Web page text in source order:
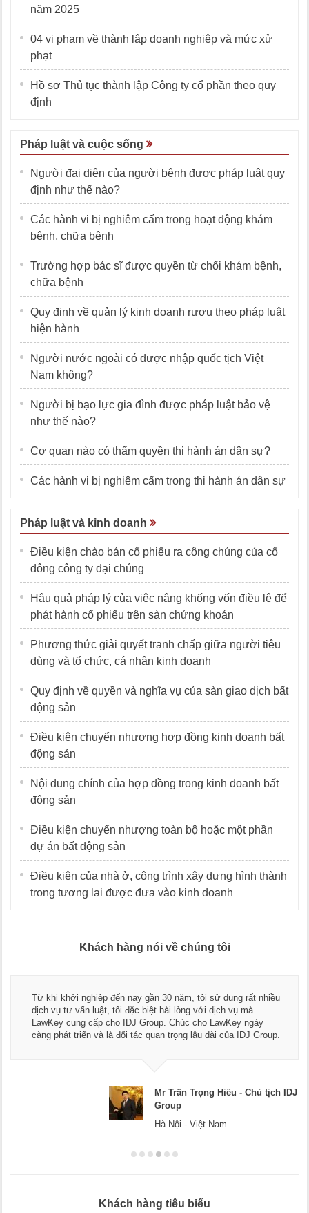
năm 2025
04 vi phạm về thành lập doanh nghiệp và mức xử
phạt
Hồ sơ Thủ tục thành lập Công ty cổ phần theo quy
định
Pháp luật và cuộc sống
Người đại diện của người bệnh được pháp luật quy
định như thế nào?
Các hành vi bị nghiêm cấm trong hoạt động khám
bệnh, chữa bệnh
Trường hợp bác sĩ được quyền từ chối khám bệnh,
chữa bệnh
Quy định về quản lý kinh doanh rượu theo pháp luật
hiện hành
Người nước ngoài có được nhập quốc tịch Việt
Nam không?
Người bị bạo lực gia đình được pháp luật bảo vệ
như thế nào?
Cơ quan nào có thẩm quyền thi hành án dân sự?
Các hành vi bị nghiêm cấm trong thi hành án dân sự
Pháp luật và kinh doanh
Điều kiện chào bán cổ phiếu ra công chúng của cổ
đông công ty đại chúng
Hậu quả pháp lý của việc nâng khống vốn điều lệ để
phát hành cổ phiếu trên sàn chứng khoán
Phương thức giải quyết tranh chấp giữa người tiêu
dùng và tổ chức, cá nhân kinh doanh
Quy định về quyền và nghĩa vụ của sàn giao dịch bất
động sản
Điều kiện chuyển nhượng hợp đồng kinh doanh bất
động sản
Nội dung chính của hợp đồng trong kinh doanh bất
động sản
Điều kiện chuyển nhượng toàn bộ hoặc một phần
dự án bất động sản
Điều kiện của nhà ở, công trình xây dựng hình thành
trong tương lai được đưa vào kinh doanh
Khách hàng nói về chúng tôi
Từ khi khởi nghiệp đến nay gần 30 năm, tôi sử dụng rất nhiều
dịch vụ tư vấn luật, tôi đặc biệt hài lòng với dịch vụ mà
LawKey cung cấp cho IDJ Group. Chúc cho LawKey ngày
càng phát triển và là đối tác quan trọng lâu dài của IDJ Group.
Mr Trần Trọng Hiếu - Chủ tịch IDJ
Group
Hà Nội - Việt Nam
Khách hàng tiêu biểu